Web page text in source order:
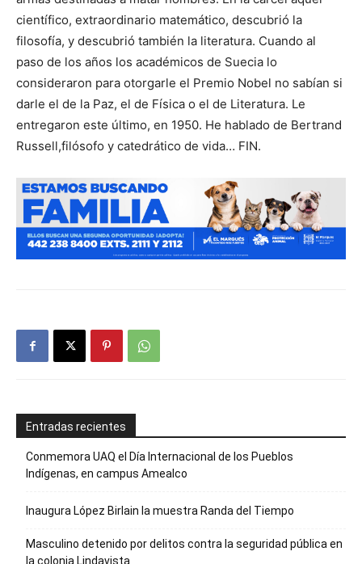
científico, extraordinario matemático, descubrió la
filosofía, y descubrió también la literatura. Cuando al
paso de los años los académicos de Suecia lo
consideraron para otorgarle el Premio Nobel no sabían si
darle el de la Paz, el de Física o el de Literatura. Le
entregaron este último, en 1950. He hablado de Bertrand
Russell,filósofo y catedrático de vida… FIN.
Entradas recientes
Conmemora UAQ el Día Internacional de los Pueblos
Indígenas, en campus Amealco
Inaugura López Birlain la muestra Randa del Tiempo
Masculino detenido por delitos contra la seguridad pública en
la colonia Lindavista